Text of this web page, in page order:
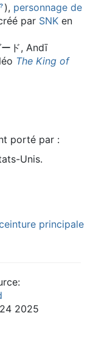
? ), personnage de
par SNK en
ド, Andī
The King of
porté par :
Unis.
principale
2025